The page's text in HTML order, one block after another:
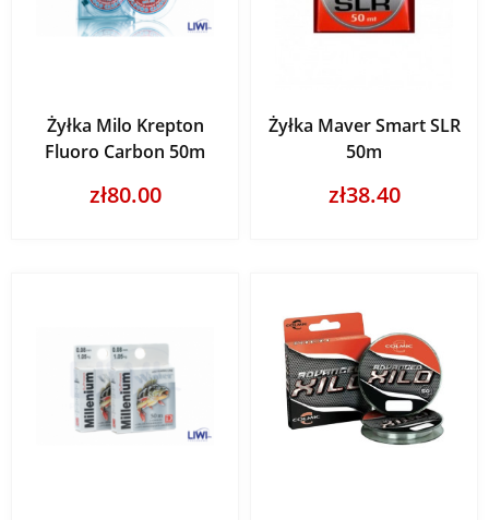
Żyłka Milo Krepton
Fluoro Carbon 50m
zł80.00
Żyłka Maver Smart SLR
50m
zł38.40